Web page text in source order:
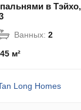
в Тэйхо,
Ванных: 2
м²
Long Homes